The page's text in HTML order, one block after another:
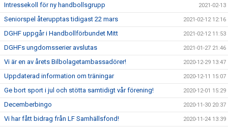
Intressekoll för ny handbollsgrupp 2021-02-13
Seniorspel återupptas tidigast 22 mars 2021-02-12 12:16
DGHF uppgår i Handbollförbundet Mitt 2021-02-12 11:53
DGHFs ungdomsserier avslutas 2021-01-27 21:46
Vi är en av årets Bilbolagetambassadörer! 2020-12-29 13:47
Uppdaterad information om träningar 2020-12-11 15:07
Ge bort sport i jul och stötta samtidigt vår förening! 2020-12-01 15:29
Decemberbingo 2020-11-30 20:37
Vi har fått bidrag från LF Samhällsfond! 2020-11-24 13:39